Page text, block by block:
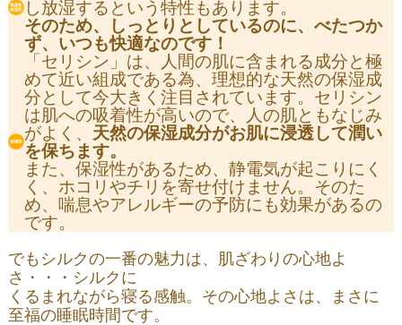
し放湿するという特性もあります。
そのため、しっとりとしているのに、べたつか
ず、 いつも快適なのです！
「セリシン」は、人間の肌に含まれる成分と極
めて近い組成である為、理想的な天然の保湿成
分として今大きく注目されています。セリシン
は肌への吸着性が高いので、人の肌ともなじみ
がよく、 天然の保湿成分がお肌に浸透して潤い
を保ちます。
また、保湿性があるため、静電気が起こりにく
く、ホコリやチリを寄せ付けません。そのた
め、喘息やアレルギーの予防にも効果があるの
です。
でもシルクの一番の魅力は、肌ざわりの心地よ
さ・・・シルクに
くるまれながら寝る感触。その心地よさは、まさに
至福の睡眠時間です。